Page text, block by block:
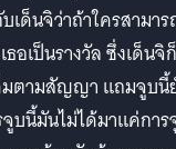
ด็นจิว่าถ้าใครสามาร
อเป็นรางวัล ซึ่งเด็นจิก็
มตามสัญญา แถมจูบนี้
บนี้มันไม่ได้มาแค่กา